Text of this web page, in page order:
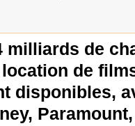
milliards de
de
disponibles,